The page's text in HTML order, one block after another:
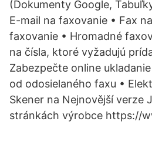
(Dokumenty Google,
E-mail na faxovanie • Fax
faxovanie • Hromadné
na čísla, ktoré vyžadujú
Zabezpečte online
od odosielaného faxu •
Skener na Nejnovější verze
stránkách výrobce https://